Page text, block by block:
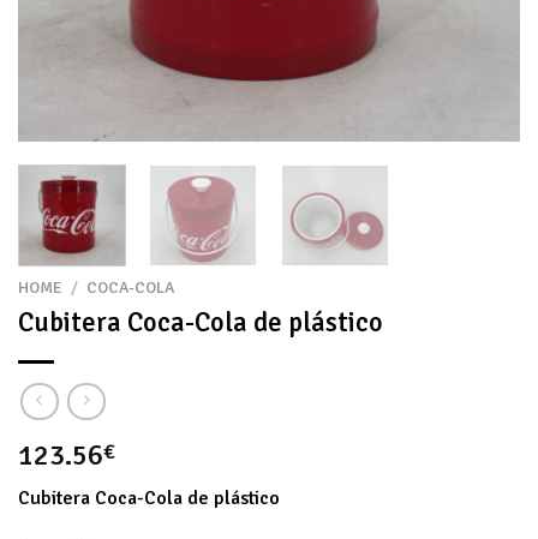
HOME / COCA-COLA
Cubitera Coca-Cola de plástico
123.56€
Cubitera Coca-Cola de plástico